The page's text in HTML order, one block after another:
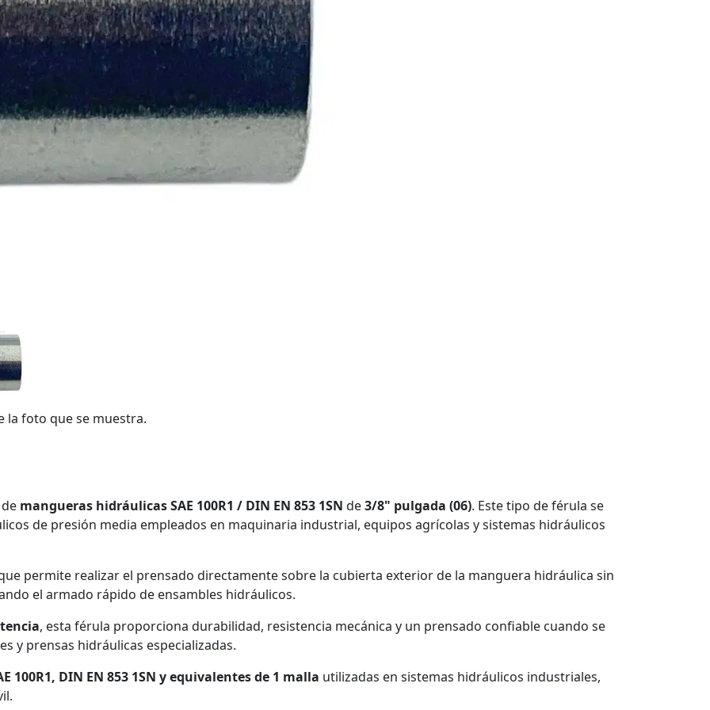
la foto que se muestra.
mangueras hidráulicas SAE 100R1 / DIN EN 853 1SN de3/8" pulgada (06). Este tipo de férula se
de presión media empleados en maquinaria industrial, equipos agrícolas y sistemas hidráulicos
permite realizar el prensado directamente sobre la cubierta exterior de la manguera hidráulica sin
el armado rápido de ensambles hidráulicos.
, esta férula proporciona durabilidad, resistencia mecánica y un prensado confiable cuando se
y prensas hidráulicas especializadas.
DIN EN 853 1SN y equivalentes de 1 malla utilizadas en sistemas hidráulicos industriales,